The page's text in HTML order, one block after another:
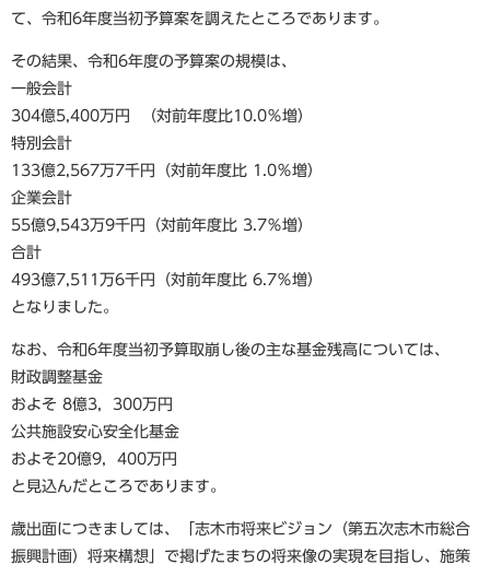
て、令和6年度当初予算案を調えたところであります。
その結果、令和6年度の予算案の規模は、
一般会計
304億5,400万円 （対前年度比10.0％増）
特別会計
133億2,567万7千円（対前年度比 1.0％増）
企業会計
55億9,543万9千円（対前年度比 3.7％増）
合計
493億7,511万6千円（対前年度比 6.7％増）
となりました。
なお、令和6年度当初予算取崩し後の主な基金残高については、
財政調整基金
およそ 8億3，300万円
公共施設安心安全化基金
およそ20億9，400万円
と見込んだところであります。
歳出面につきましては、「志木市将来ビジョン（第五次志木市総合
振興計画）将来構想」で掲げたまちの将来像の実現を目指し、施策